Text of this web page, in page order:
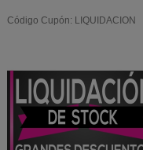
Código Cupón: LIQUIDACION